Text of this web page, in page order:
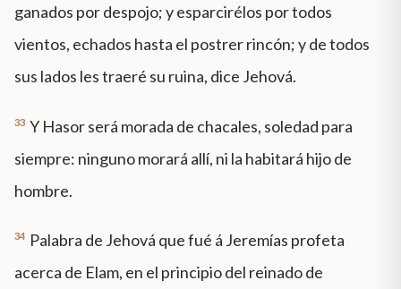
ganados por despojo; y esparcirélos por todos
vientos, echados hasta el postrer rincón; y de todos
sus lados les traeré su ruina, dice Jehová.
33 Y Hasor será morada de chacales, soledad para
siempre: ninguno morará allí, ni la habitará hijo de
hombre.
34 Palabra de Jehová que fué á Jeremías profeta
acerca de Elam, en el principio del reinado de